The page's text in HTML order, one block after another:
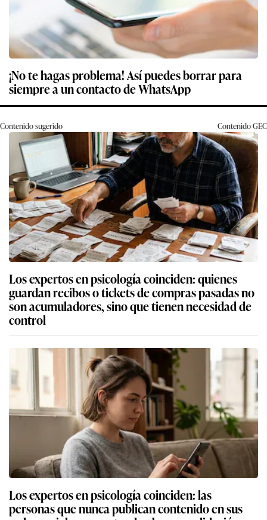
¡No te hagas problema! Así puedes borrar para
siempre a un contacto de WhatsApp
Contenido sugerido ContenidoGEC
Los expertos en psicología coinciden: quienes
guardan recibos o tickets de compras pasadas no
son acumuladores, sino que tienen necesidad de
control
Los expertos en psicología coinciden: las
personas que nunca publican contenido en sus